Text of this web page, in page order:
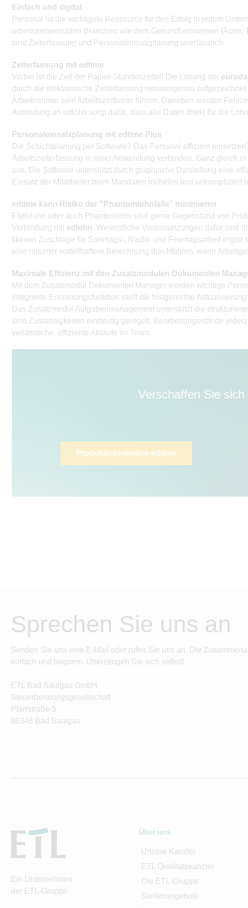
Einfach und digital
Personal ist die wichtigste Ressource für den Erfolg in jedem
arbeitszeitsensiblen Branchen wie dem Gesundheitswesen
sind Zeiterfassung und Personaleinsatzplanung unerlässlich.
Zeiterfassung mit edtime
Vorbei ist die Zeit der Papier-Stundenzettel! Die Lösung der
durch die elektronische Zeiterfassung minutengenau
Arbeitnehmer sein Arbeitszeitkonto führen. Daneben werden
Anbindung an edlohn sorgt dafür, dass alle Daten direkt für die
Personaleinsatzplanung mit edtime Plus
Die Schichtplanung per Software? Das Personal effizient
Arbeitszeiterfassung in einer Anwendung verbinden. Ganz gleich
aus. Die Software unterstützt durch graphische Darstellung eine
Einsatz der Mitarbeiter beim Mandaten mühelos und unkompliziert
edtime kann Risiko der "Phantomlohnfalle" minimieren
Fiktivlohn oder auch Phantomlohn sind gerne Gegenstand von
Verbindung mit edlohn. Wesentliche Voraussetzungen dafür sind
fiktiven Zuschläge für Sonntags-, Nacht- und Feiertagsarbeit
eine mitunter vorteilhaftere Berechnung durchführen, wenn
Maximale Effizienz mit den Zusatzmodulen Dokumenten
Mit dem Zusatzmodul Dokumenten Manager werden wichtige
integrierte Erinnerungsfunktion stellt die fristgerechte Aktualisierung
Das Zusatzmodul Aufgabenmanagement unterstützt die
sind Zuständigkeiten eindeutig geregelt, Bearbeitungsstände
verlässliche, effiziente Abläufe im Team.
Verschaffen Sie
Produktinformation edtime
Sprechen Sie uns an
Senden Sie uns eine E-Mail oder rufen Sie uns an. Die
einfach und bequem. Überzeugen Sie sich selbst!
ETL Bad Saulgau GmbH
Steuerberatungsgesellschaft
Pfarrstraße 5
88348 Bad Saulgau
Ein Unternehmen
der ETL-Gruppe
Über uns
Unsere Kanzlei
ETL Qualitätskanzlei
Die ETL-Gruppe
Stellenangebote